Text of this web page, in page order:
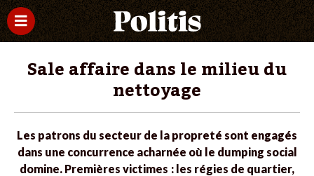
Sale affaire dans le milieu du
nettoyage
Les patrons du secteur de la propreté sont engagés
dans une concurrence acharnée où le dumping social
domine. Premières victimes : les régies de quartier,